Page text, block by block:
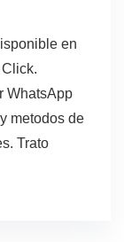
en
WhatsApp
metodos de
Trato